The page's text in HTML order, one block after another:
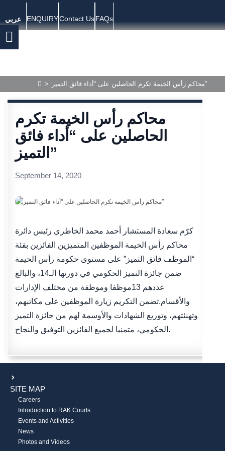
عربي ENQUIRYContact UsFAQs
> محاكم رأس الخيمة تكرم الحاصلين على “أداء فائق التميز”
محاكم رأس الخيمة تكرم
الحاصلين على “أداء فائق
التميز”
September 14, 2020
كرّم سعادة المستشار أحمد محمد الخاطري رئيس دائرة
محاكم رأس الخيمة الموظفين المتميزين الفائزين بفئة
“الموظف فائق التميز” على مستوى حكومة رأس الخيمة
ضمن جائزة التميز الحكومي في دورتها الـ14، والبالغ
عددهم 13موظفا وموظفة من مختلف الإدارات
والأقسام.تضمن التكريم زيارة الموظفين على مكاتبهم،
وتهنئتهم، وتوزيع الشهادات والأوسمة لهم من جائزة التميز
الحكومي، متمنيا لجميع الفائزين التوفيق والنجاح.
SITE MAP
Careers
Introduction to RAK Courts
Events and Activities
News
Photos and Videos